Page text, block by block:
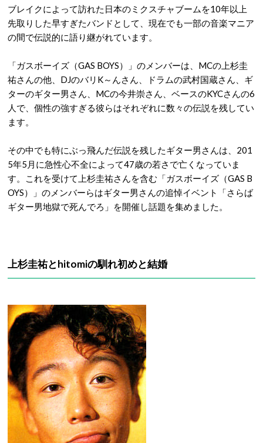
ブレイクによって訪れた日本のミクスチャブームを10年以上
先取りした早すぎたバンドとして、現在でも一部の音楽マニア
の間で伝説的に語り継がれています。
「ガスボーイズ（GAS BOYS）」のメンバーは、MCの上杉圭
祐さんの他、DJのバリK～んさん、ドラムの武村国蔵さん、ギ
ターのギター男さん、MCの今井崇さん、ベースのKYCさんの6
人で、個性の強すぎる彼らはそれぞれに数々の伝説を残してい
ます。
その中でも特にぶっ飛んだ伝説を残したギター男さんは、201
5年5月に急性心不全によって47歳の若さで亡くなっていま
す。これを受けて上杉圭祐さんを含む「ガスボーイズ（GAS B
OYS）」のメンバーらはギター男さんの追悼イベント「さらば
ギター男地獄で死んでろ」を開催し話題を集めました。
上杉圭祐とhitomiの馴れ初めと結婚